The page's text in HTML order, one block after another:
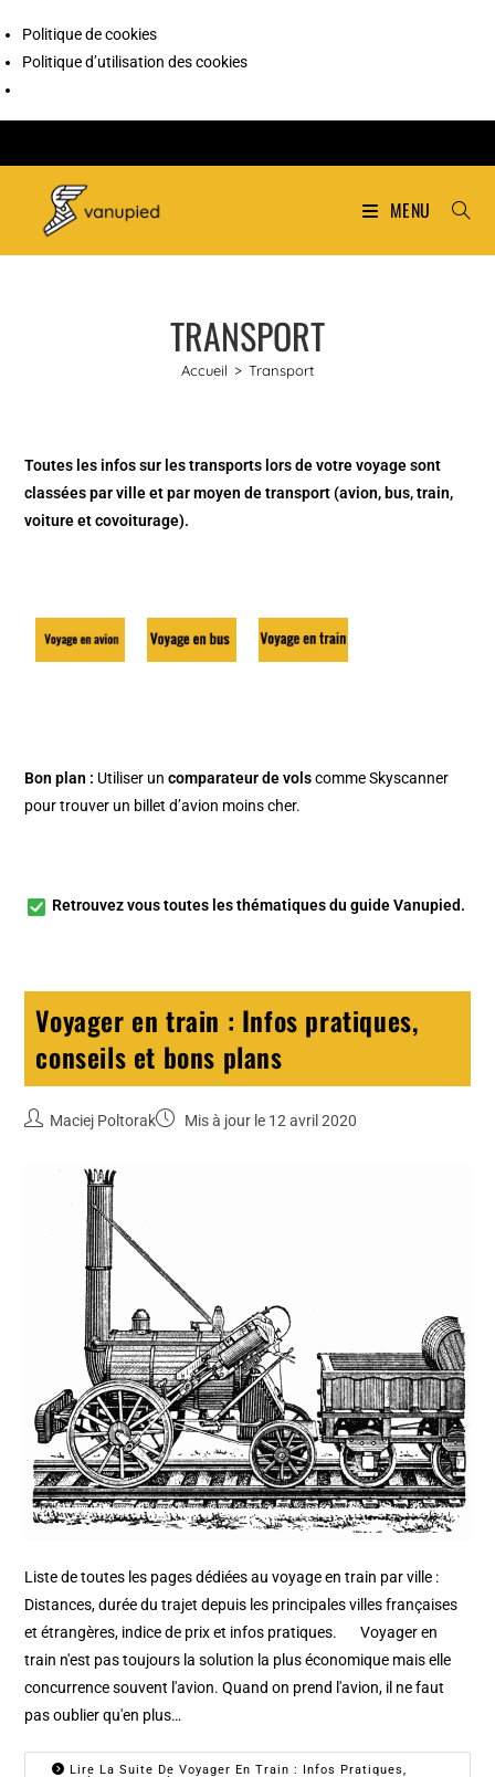
Politique de cookies
Politique d’utilisation des cookies
MENU
TRANSPORT
Accueil > Transport
Toutes les infos sur les transports lors de votre voyage sont
classées par ville et par moyen de transport (avion, bus, train,
voiture et covoiturage).
Bon plan : Utiliser uncomparateur de volscommeSkyscanner
pour trouver un billet d’avion moins cher.
Retrouvez vous toutes lesthématiques du guide Vanupied.
Voyager en train : Infos pratiques,
conseils et bons plans
Maciej Poltorak Mis à jour le 12 avril 2020
Liste de toutes les pages dédiées au voyage en train par ville :
Distances, durée du trajet depuis les principales villes françaises
et étrangères, indice de prix et infos pratiques. Voyager en
train n'est pas toujours la solution la plus économique mais elle
concurrence souvent l'avion. Quand on prend l'avion, il ne faut
pas oublier qu'en plus…
Lire La Suite De Voyager En Train : Infos Pratiques,